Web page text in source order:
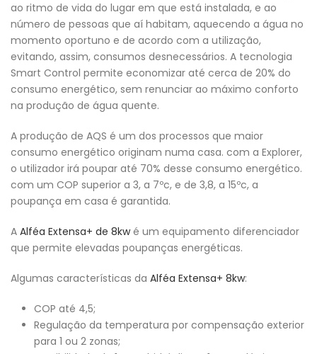
ao ritmo de vida do lugar em que está instalada, e ao
número de pessoas que aí habitam, aquecendo a água no
momento oportuno e de acordo com a utilização,
evitando, assim, consumos desnecessários. A tecnologia
Smart Control permite economizar até cerca de 20% do
consumo energético, sem renunciar ao máximo conforto
na produção de água quente.
A produção de AQS é um dos processos que maior
consumo energético originam numa casa. com a Explorer,
o utilizador irá poupar até 70% desse consumo energético.
com um COP superior a 3, a 7ºc, e de 3,8, a 15ºc, a
poupança em casa é garantida.
A Alféa Extensa+ de 8kwé um equipamento diferenciador
que permite elevadas poupanças energéticas.
Algumas características da Alféa Extensa+ 8kw:
COP até 4,5;
Regulação da temperatura por compensação exterior
para 1 ou 2 zonas;